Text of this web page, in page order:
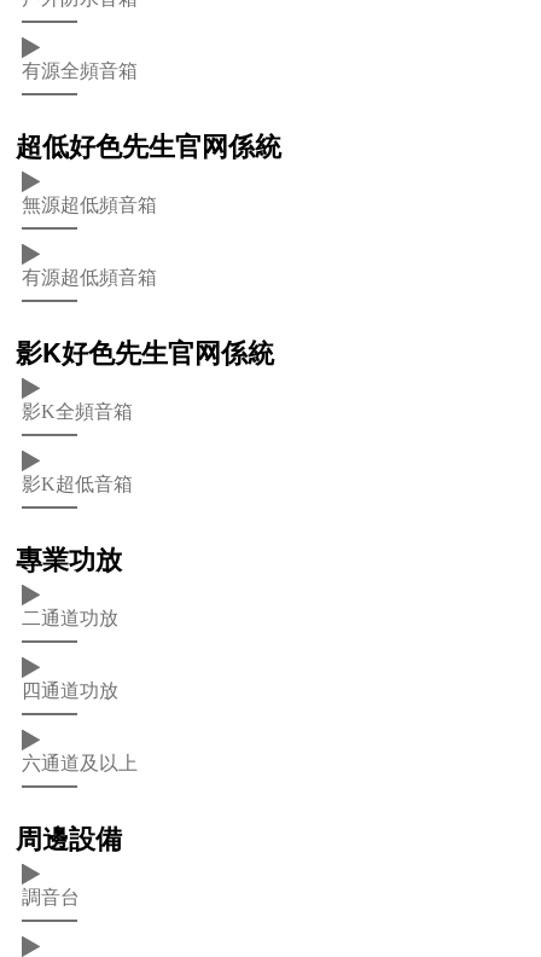
有源全頻音箱
超低好色先生官网係統
無源超低頻音箱
有源超低頻音箱
影K好色先生官网係統
影K全頻音箱
影K超低音箱
專業功放
二通道功放
四通道功放
六通道及以上
周邊設備
調音台